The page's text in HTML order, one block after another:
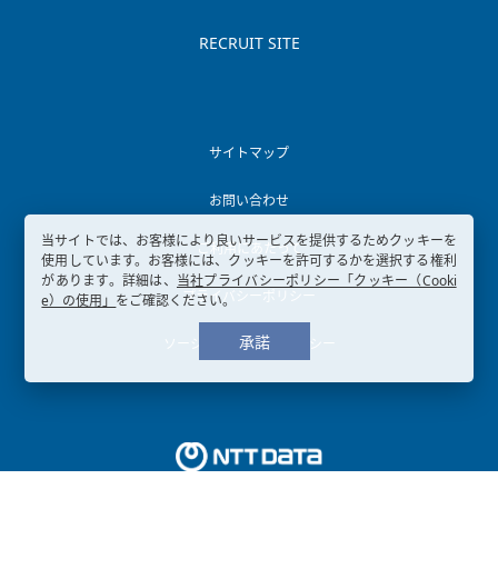
RECRUIT SITE
サイトマップ
お問い合わせ
ご利用にあたって
プライバシーポリシー
ソーシャルメディアポリシー
当サイトでは、お客様により良いサービスを提供するためクッキーを
使用しています。お客様には、クッキーを許可するかを選択する権利
があります。詳細は、 当社プライバシーポリシー「クッキー（Cooki
e）の使用」 をご確認ください。
承諾